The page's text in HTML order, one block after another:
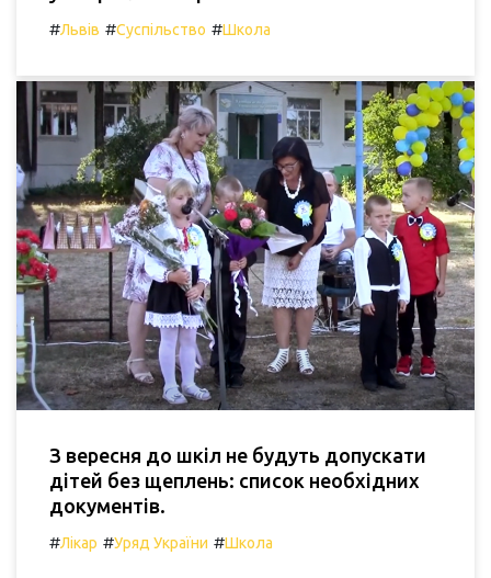
#Львів #Суспільство #Школа
З вересня до шкіл не будуть допускати
дітей без щеплень: список необхідних
документів.
#Лікар #Уряд України #Школа